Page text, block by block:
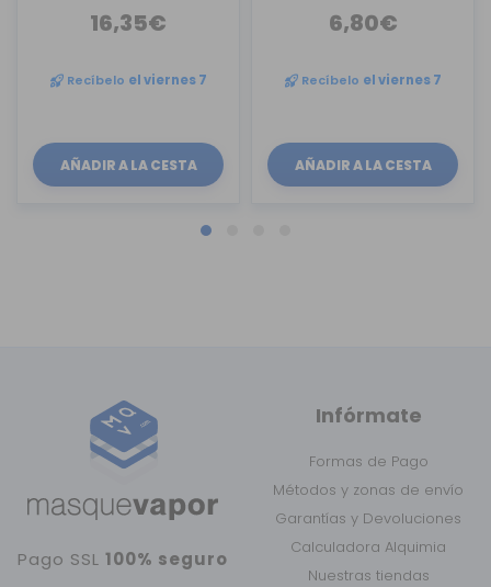
16,35€
Recíbelo el viernes 7
AÑADIR A LA CESTA
6,80€
Recíbelo el viernes 7
AÑADIR A LA CESTA
Pago SSL100% seguro
Infórmate
Formas de Pago
Métodos y zonas de envío
Garantías y Devoluciones
Calculadora Alquimia
Nuestras tiendas